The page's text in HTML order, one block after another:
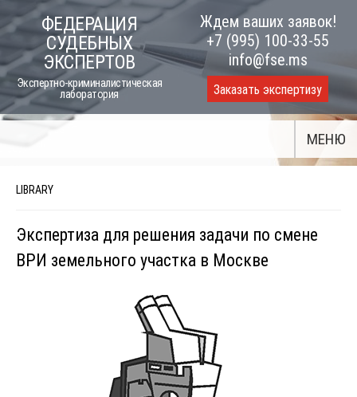
to
content
ФЕДЕРАЦИЯ
СУДЕБНЫХ
ЭКСПЕРТОВ
Экспертно-криминалистическая
лаборатория
Ждем ваших заявок!
+7 (995) 100-33-55
info@fse.ms
Заказать экспертизу
МЕНЮ
LIBRARY
Экспертиза для решения задачи по смене
ВРИ земельного участка в Москве